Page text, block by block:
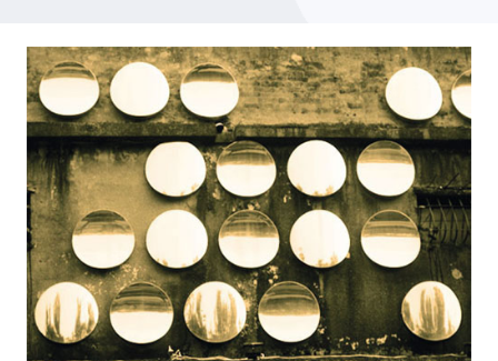
Scrivere la propria vita: “Riflessi negli